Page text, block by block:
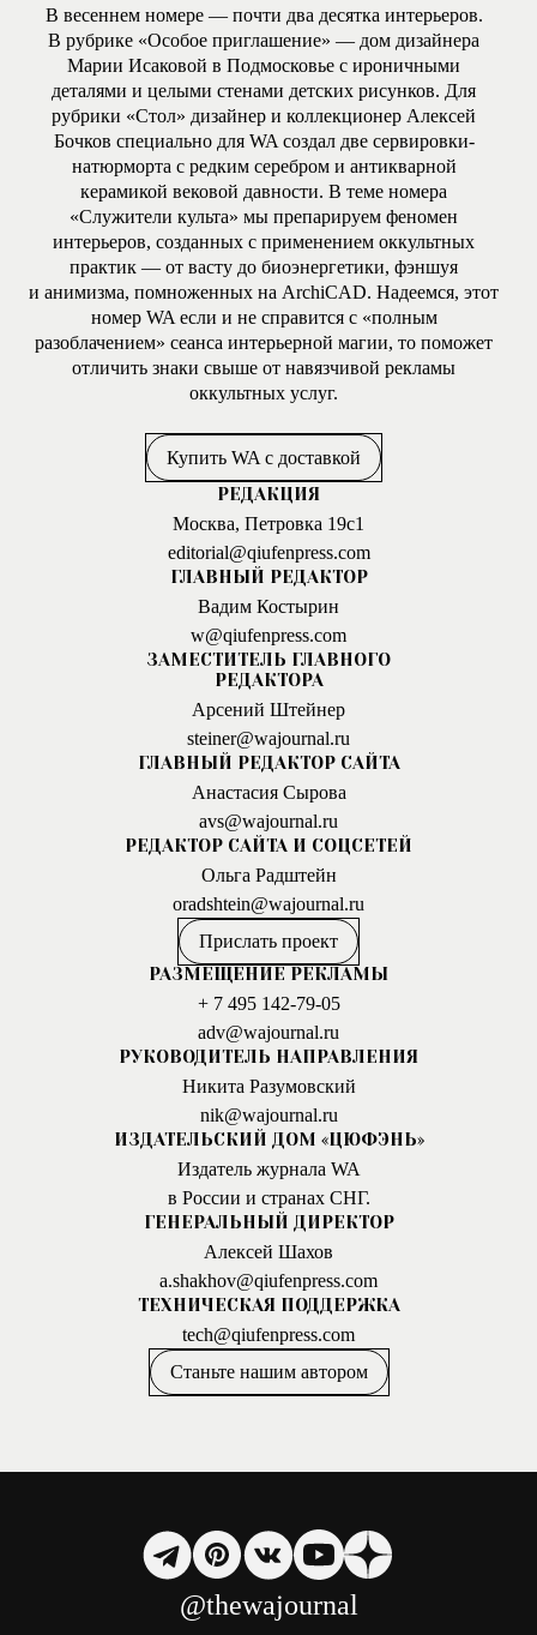
В весеннем номере — почти два десятка интерьеров.
В рубрике «Особое приглашение» — дом дизайнера
Марии Исаковой в Подмосковье с ироничными
деталями и целыми стенами детских рисунков. Для
рубрики «Стол» дизайнер и коллекционер Алексей
Бочков специально для WA создал две сервировки-
натюрморта с редким серебром и антикварной
керамикой вековой давности. В теме номера
«Служители культа» мы препарируем феномен
интерьеров, созданных с применением оккультных
практик — от васту до биоэнергетики, фэншуя
и анимизма, помноженных на ArchiCAD. Надеемся, этот
номер WA если и не справится с «полным
разоблачением» сеанса интерьерной магии, то поможет
отличить знаки свыше от навязчивой рекламы
оккультных услуг.
Купить WA с доставкой
РЕДАКЦИЯ
Москва, Петровка 19с1
editorial@qiufenpress.com
ГЛАВНЫЙ РЕДАКТОР
Вадим Костырин
w@qiufenpress.com
ЗАМЕСТИТЕЛЬ ГЛАВНОГО
РЕДАКТОРА
Арсений Штейнер
steiner@wajournal.ru
ГЛАВНЫЙ РЕДАКТОР САЙТА
Анастасия Сырова
avs@wajournal.ru
РЕДАКТОР САЙТА И СОЦСЕТЕЙ
Ольга Радштейн
oradshtein@wajournal.ru
Прислать проект
РАЗМЕЩЕНИЕ РЕКЛАМЫ
+ 7 495 142-79-05
adv@wajournal.ru
РУКОВОДИТЕЛЬ НАПРАВЛЕНИЯ
Никита Разумовский
nik@wajournal.ru
ИЗДАТЕЛЬСКИЙ ДОМ «ЦЮФЭНЬ»
Издатель журнала WA
в России и странах СНГ.
ГЕНЕРАЛЬНЫЙ ДИРЕКТОР
Алексей Шахов
a.shakhov@qiufenpress.com
ТЕХНИЧЕСКАЯ ПОДДЕРЖКА
tech@qiufenpress.com
Станьте нашим автором
@thewajournal